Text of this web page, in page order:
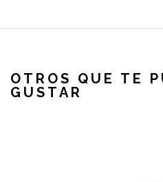
OTROS QUE TE
GUSTAR